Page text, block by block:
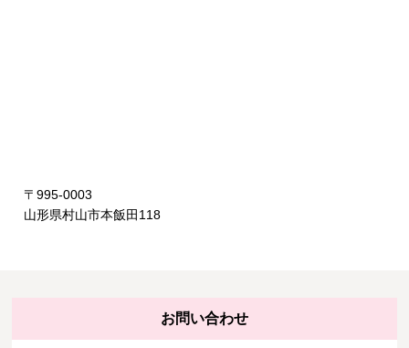
〒995-0003
山形県村山市本飯田118
お問い合わせ